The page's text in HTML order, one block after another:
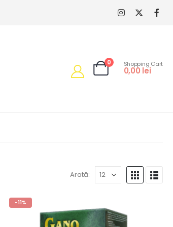
0 Shopping Cart
0,00 lei
Arată:
-11%